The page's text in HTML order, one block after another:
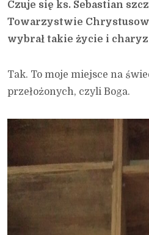
Czuje się ks. Sebastian
Towarzystwie
wybrał takie życie i
Tak. To moje miejsce na
przełożonych, czyli Boga.